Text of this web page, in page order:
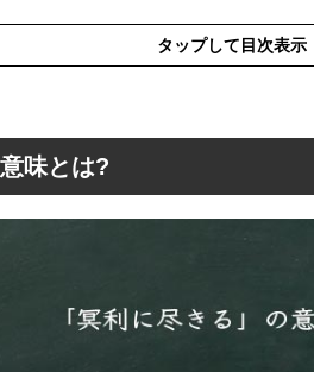
タップして目次表示
冥利に尽きる」の類語や言い換え
味とは?